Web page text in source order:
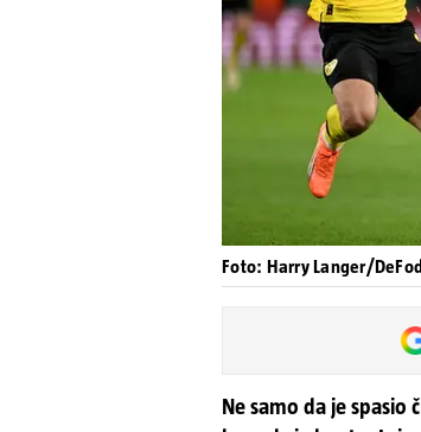
Foto: Harry Langer/
Ne samo da je spasio